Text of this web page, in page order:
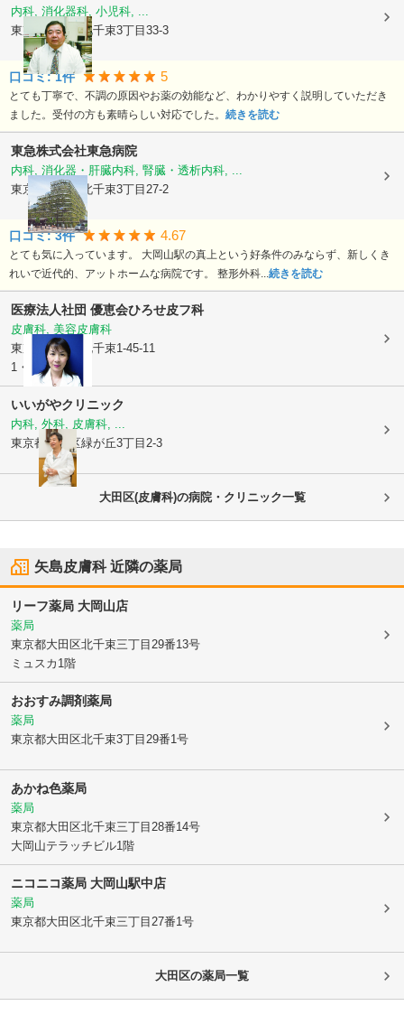
内科, 消化器科, 小児科, ...
東京都大田区北千束3丁目33-3
口コミ:1件 5
とても丁寧で、不調の原因やお薬の効能など、わかりやすく説明していただき
ました。受付の方も素晴らしい対応でした。 続きを読む
東急株式会社東急病院
内科, 消化器・肝臓内科, 腎臓・透析内科, ...
東京都大田区北千束3丁目27-2
口コミ:3件 4.67
とても気に入っています。 大岡山駅の真上という好条件のみならず、新しくき
れいで近代的、アットホームな病院です。 整形外科... 続きを読む
医療法人社団 優恵会ひろせ皮フ科
皮膚科, 美容皮膚科
東京都大田区
北千束1-45-11
1・2階
いいがやクリニック
内科, 外科, 皮膚科, ...
東京都目黒区緑が丘3丁目2-3
大田区(皮膚科)の病院・クリニック一覧
矢島皮膚科近隣の薬局
リーフ薬局 大岡山店
薬局
東京都大田区北千束三丁目29番13号
ミュスカ1階
おおすみ調剤薬局
薬局
東京都大田区北千束3丁目29番1号
あかね色薬局
薬局
東京都大田区北千束三丁目28番14号
大岡山テラッチビル1階
ニコニコ薬局 大岡山駅中店
薬局
東京都大田区北千束三丁目27番1号
大田区の薬局一覧